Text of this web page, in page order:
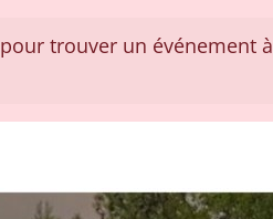
pour trouver un événement à